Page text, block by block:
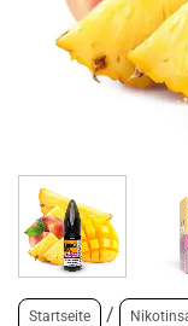
Startseite /